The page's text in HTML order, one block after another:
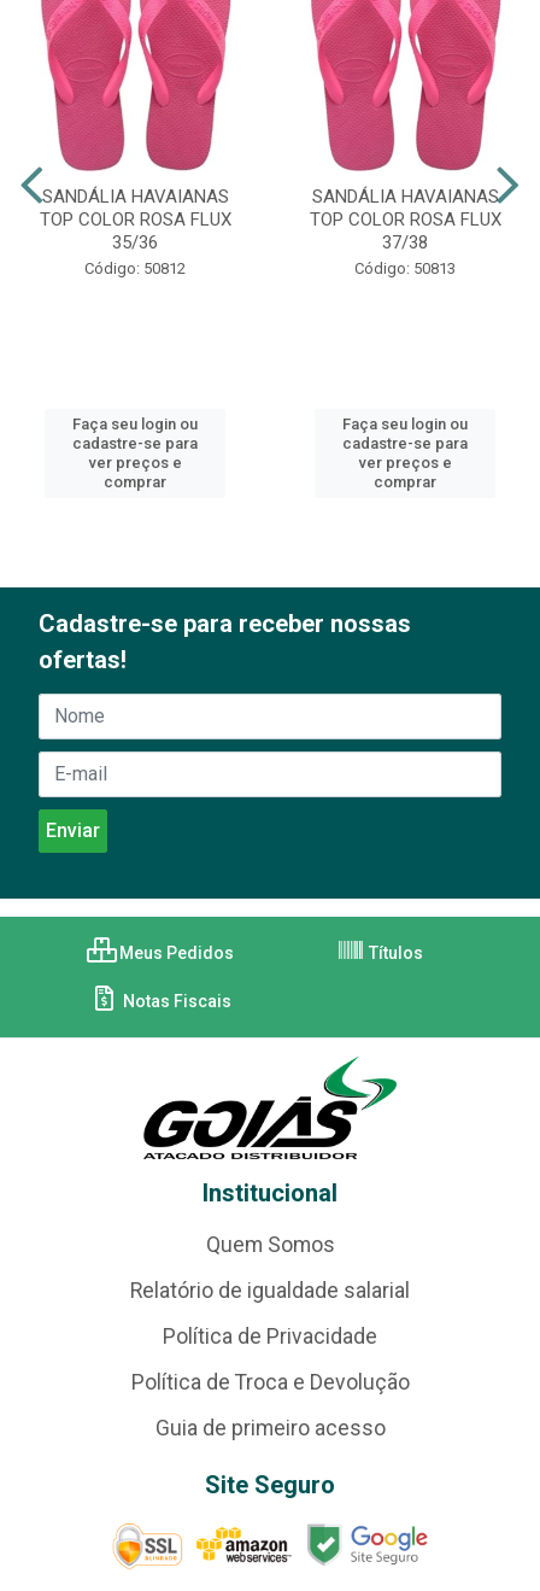
SANDÁLIA HAVAIANAS
TOP COLOR ROSA FLUX
35/36
Código: 50812
Faça seu login ou
cadastre-se para
ver preços e
comprar
SANDÁLIA HAVAIANAS
TOP COLOR ROSA FLUX
37/38
Código: 50813
Faça seu login ou
cadastre-se para
ver preços e
comprar
Cadastre-se para receber nossas
ofertas!
Meus Pedidos Títulos
Notas Fiscais
Institucional
Quem Somos
Relatório de igualdade salarial
Política de Privacidade
Política de Troca e Devolução
Guia de primeiro acesso
Site Seguro